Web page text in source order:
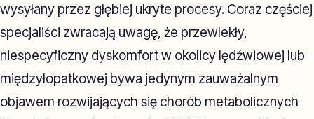
wysyłany przez głębiej ukryte procesy. Coraz częściej
specjaliści zwracają uwagę, że przewlekły,
niespecyficzny dyskomfort w okolicy lędźwiowej lub
międzyłopatkowej bywa jedynym zauważalnym
objawem rozwijających się chorób metabolicznych